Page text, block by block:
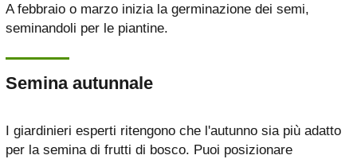
A febbraio o marzo inizia la germinazione dei semi,
seminandoli per le piantine.
Semina autunnale
I giardinieri esperti ritengono che l'autunno sia più adatto
per la semina di frutti di bosco. Puoi posizionare